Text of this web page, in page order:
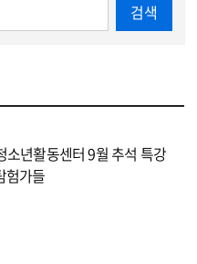
검색
소년활동센터 9월 추석 특강
험가들